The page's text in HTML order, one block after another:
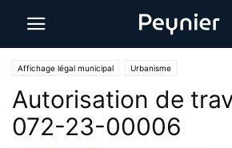
Affichage légal municipal Urbanisme
Autorisation de
072-23-00006